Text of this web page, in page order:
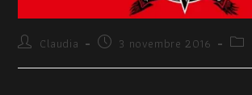
Claudia 3 novembre 2016